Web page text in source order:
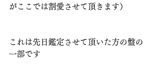
がここでは割愛させて頂きます）
これは先日鑑定させて頂いた方の盤の
一部です